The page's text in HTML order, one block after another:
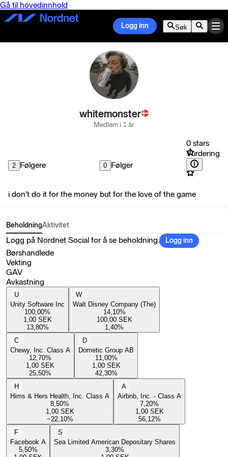
Gå til hovedinnhold
Logg inn Søk
whitemonster
Medlem i 1 år
2 Følgere 0 Følger
0 stars
Vurdering
i don't do it for the money but for the love of the game
BeholdningAktivitet
Logg på Nordnet Social for å se beholdning. Logg inn
Børshandlede
Vekting
GAV
Avkastning
U
Unity Software Inc
100,00%
1,00 SEK
13,80%
W
Walt Disney Company (The)
14,10%
100,00 SEK
1,40%
C
Chewy, Inc. Class A
12,70%
1,00 SEK
25,50%
D
Dometic Group AB
11,00%
1,00 SEK
42,30%
H
Hims & Hers Health, Inc. Class A
8,50%
1,00 SEK
−22,10%
A
Airbnb, Inc. - Class A
7,20%
1,00 SEK
56,12%
F
Facebook A
5,50%
S
Sea Limited American Depositary Shares
3,30%